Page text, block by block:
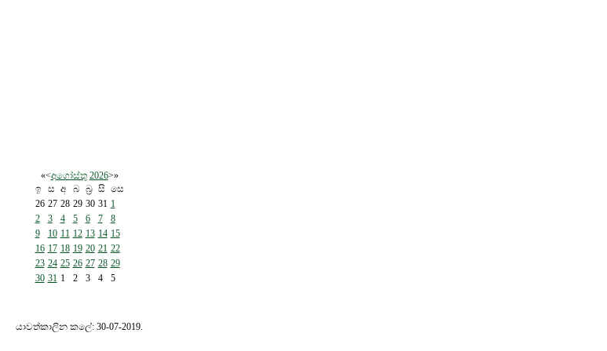
«<අගෝස්තු 2026>»
ඉ
ස අ බ බ්‍ර සි සෙ
26 27 28 29 30 31 1
2
3 4 5 6 7
8
9
10 11 12 13 14 15
16 17 18 19 20 21 22
23 24 25 26 27 28 29
30 31 1 2 3 4 5
යාවත්කාලින කලේ: 30-07-2019.